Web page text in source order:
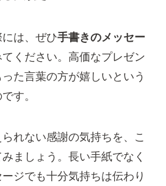
は、ぜひ手書きのメッセー
ください。高価なプレゼン
た言葉の方が嬉しいという
す。
れない感謝の気持ちを、こ
ましょう。長い手紙でなく
ジでも十分気持ちは伝わり